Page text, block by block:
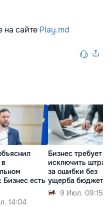
на сайте Play.md
в
Бизнес есть
14:04
Бизнес требует
исключить
за ошибки без
ущерба бюджету
9 Июл. 09:15